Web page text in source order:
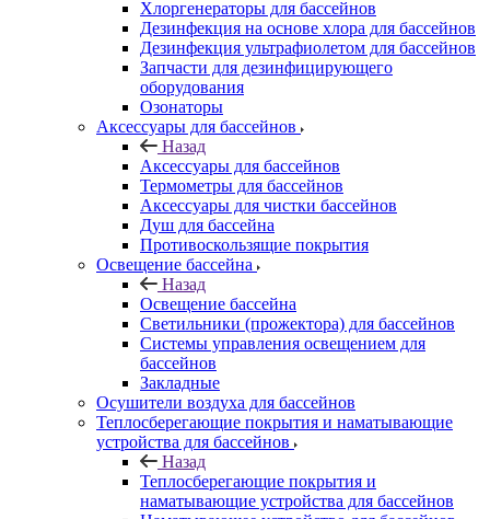
Хлоргенераторы для бассейнов
Дезинфекция на основе хлора для бассейнов
Дезинфекция ультрафиолетом для бассейнов
Запчасти для дезинфицирующего
оборудования
Озонаторы
Аксессуары для бассейнов
Назад
Аксессуары для бассейнов
Термометры для бассейнов
Аксессуары для чистки бассейнов
Душ для бассейна
Противоскользящие покрытия
Освещение бассейна
Назад
Освещение бассейна
Светильники (прожектора) для бассейнов
Системы управления освещением для
бассейнов
Закладные
Осушители воздуха для бассейнов
Теплосберегающие покрытия и наматывающие
устройства для бассейнов
Назад
Теплосберегающие покрытия и
наматывающие устройства для бассейнов